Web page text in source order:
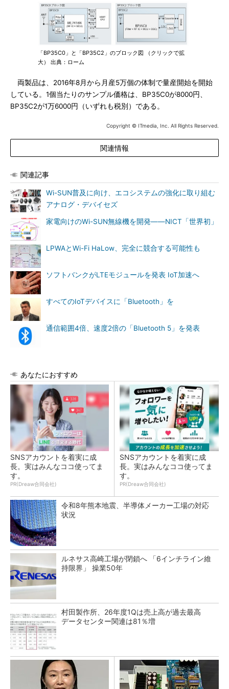
「BP35C0」と「BP35C2」のブロック図 （クリックで拡
大） 出典：ローム
両製品は、2016年8月から月産5万個の体制で量産開始を開始
している。1個当たりのサンプル価格は、BP35C0が8000円、
BP35C2が1万6000円（いずれも税別）である。
Copyright © ITmedia, Inc. All Rights Reserved.
関連情報
関連記事
Wi-SUN普及に向け、エコシステムの強化に取り組む
アナログ・デバイセズ
家電向けのWi-SUN無線機を開発――NICT「世界初」
LPWAとWi-Fi HaLow、完全に競合する可能性も
ソフトバンクがLTEモジュールを発表 IoT加速へ
すべてのIoTデバイスに「Bluetooth」を
通信範囲4倍、速度2倍の「Bluetooth 5」を発表
あなたにおすすめ
SNSアカウントを着実に成
長。実はみんなココ使ってま
す。
PR(Dreaw合同会社)
SNSアカウントを着実に成
長。実はみんなココ使ってま
す。
PR(Dreaw合同会社)
令和8年熊本地震、半導体メーカー工場の対応
状況
ルネサス高崎工場が閉鎖へ 「6インチライン維
持限界」 操業50年
村田製作所、26年度1Qは売上高が過去最高
データセンター関連は81％増